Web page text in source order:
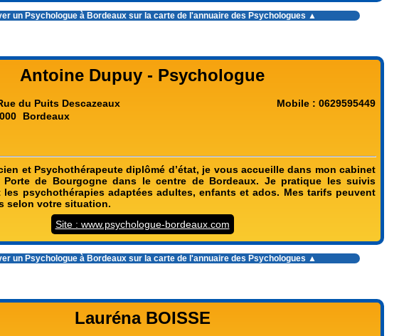
un Psychologue à Bordeauxsur la carte de l'annuaire des Psychologues ▲
Antoine Dupuy - Psychologue
du Puits Descazeaux
Bordeaux
Mobile : 0629595449
et Psychothérapeute diplômé d’état, je vous accueille dans mon cabinet
de Bourgogne dans le centre de Bordeaux. Je pratique les suivis
psychothérapies adaptées adultes, enfants et ados. Mes tarifs peuvent
selon votre situation.
Site : www.psychologue-bordeaux.com
un Psychologue à Bordeauxsur la carte de l'annuaire des Psychologues ▲
Lauréna BOISSE